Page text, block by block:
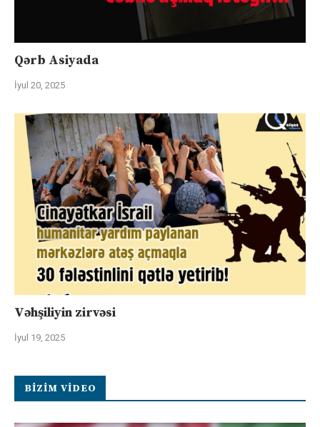
Qərb Asiyada
İyul 20, 2025
Vəhşiliyin zirvəsi
İyul 19, 2025
BIZIM VIDEO